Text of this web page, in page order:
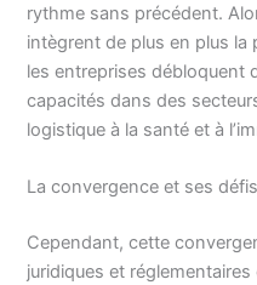
rythme sans précédent.
intègrent de plus en plus la
les entreprises débloquent
capacités dans des
logistique à la santé et à
La convergence et ses défis
Cependant, cette
juridiques et